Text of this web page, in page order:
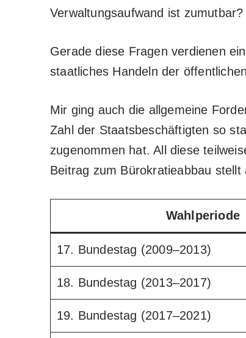
Verwaltungsaufwand ist
Gerade diese Fragen verdienen
staatliches Handeln der
Mir ging auch die allgemeine
Zahl der Staatsbeschäftigten so
zugenommen hat. All diese
Beitrag zum Bürokratieabbau stellt
Wahlperiode
17. Bundestag (2009–2013)
18. Bundestag (2013–2017)
19. Bundestag (2017–2021)